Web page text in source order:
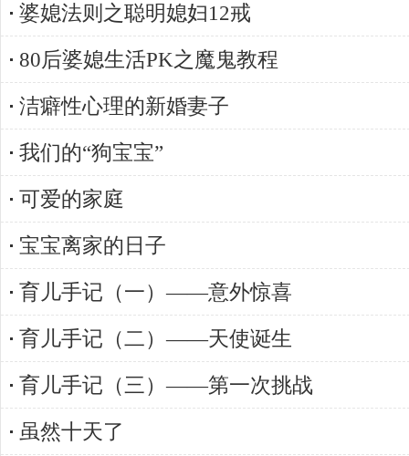
婆媳法则之聪明媳妇12戒
80后婆媳生活PK之魔鬼教程
洁癖性心理的新婚妻子
我们的“狗宝宝”
可爱的家庭
宝宝离家的日子
育儿手记（一）——意外惊喜
育儿手记（二）——天使诞生
育儿手记（三）——第一次挑战
虽然十天了